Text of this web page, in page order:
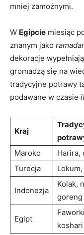
mniej zamożnymi.
W Egipcie miesiąc
znanym jako
dekoracje
gromadzą ​się ⁢na
tradycyjne potrawy
podawane w czasie
Kraj
Maroko Harira,
Turecja
Indonezja
Kolak,
goreng
Egipt
koshari